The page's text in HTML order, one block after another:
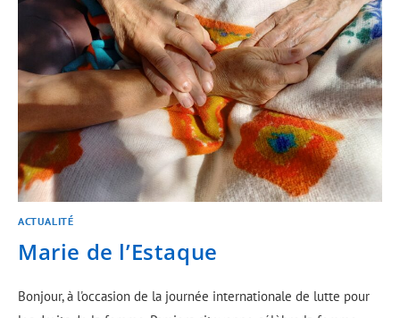
ACTUALITÉ
Marie de l’Estaque
Bonjour, à l'occasion de la journée internationale de lutte pour